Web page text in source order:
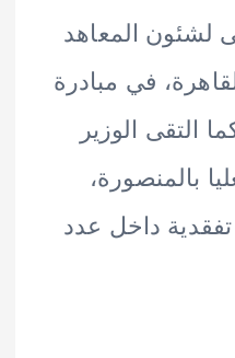
في مبادرة
الوزير
داخل عدد